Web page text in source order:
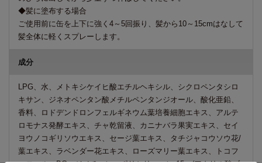
◆髪に塗布する場合
ご使用前に缶を上下に強く4～5回振り、髪から10～15cmはなして
髪全体に軽くスプレーします。
成分
LPG、水、メトキシケイヒ酸エチルヘキシル、シクロペンタシロ
キサン、ジネオペンタン酸メチルペンタンジオール、酸化亜鉛、
香料、ロドデンドロンフェルギネウム葉培養細胞エキス、アルテ
ロモナス発酵エキス、チャ乾留液、カニナバラ果実エキス、セイ
ヨウノコギリソウエキス、セージ葉エキス、タチジャコウソウ花/
葉エキス、ラベンダー花エキス、ローズマリー葉エキス、トコフ